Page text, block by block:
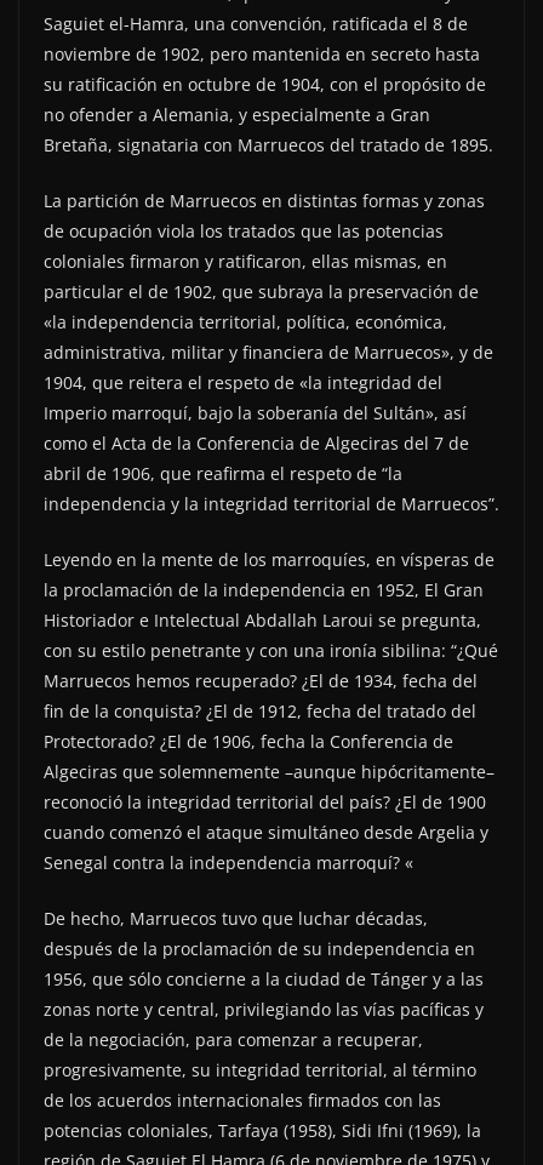
Saguiet el-Hamra, una convención, ratificada el 8 de
noviembre de 1902, pero mantenida en secreto hasta
su ratificación en octubre de 1904, con el propósito de
no ofender a Alemania, y especialmente a Gran
Bretaña, signataria con Marruecos del tratado de 1895.
La partición de Marruecos en distintas formas y zonas
de ocupación viola los tratados que las potencias
coloniales firmaron y ratificaron, ellas mismas, en
particular el de 1902, que subraya la preservación de
«la independencia territorial, política, económica,
administrativa, militar y financiera de Marruecos», y de
1904, que reitera el respeto de «la integridad del
Imperio marroquí, bajo la soberanía del Sultán», así
como el Acta de la Conferencia de Algeciras del 7 de
abril de 1906, que reafirma el respeto de “la
independencia y la integridad territorial de Marruecos”.
Leyendo en la mente de los marroquíes, en vísperas de
la proclamación de la independencia en 1952, El Gran
Historiador e Intelectual Abdallah Laroui se pregunta,
con su estilo penetrante y con una ironía sibilina: “¿Qué
Marruecos hemos recuperado? ¿El de 1934, fecha del
fin de la conquista? ¿El de 1912, fecha del tratado del
Protectorado? ¿El de 1906, fecha la Conferencia de
Algeciras que solemnemente –aunque hipócritamente–
reconoció la integridad territorial del país? ¿El de 1900
cuando comenzó el ataque simultáneo desde Argelia y
Senegal contra la independencia marroquí? «
De hecho, Marruecos tuvo que luchar décadas,
después de la proclamación de su independencia en
1956, que sólo concierne a la ciudad de Tánger y a las
zonas norte y central, privilegiando las vías pacíficas y
de la negociación, para comenzar a recuperar,
progresivamente, su integridad territorial, al término
de los acuerdos internacionales firmados con las
potencias coloniales, Tarfaya (1958), Sidi Ifni (1969), la